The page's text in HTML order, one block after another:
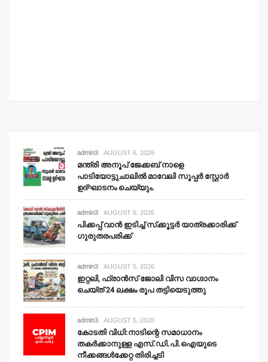
admin3 AUGUST 6, 2026
മന്ത്രി അനൂപ് ജേക്കബ് നാളെ
പാടിയോട്ടുചാലില്‍ മാവേലി സൂപ്പര്‍ സ്റ്റോര്‍
ഉദ്ഘാടനം ചെയ്യും.
admin3 AUGUST 6, 2026
പിക്കപ്പ് വാന്‍ ഇടിച്ച് സ്‌ക്കൂട്ടര്‍ യാത്രക്കാരിക്ക്
ഗുരുതരപരിക്ക്
admin3 AUGUST 5, 2026
ഇറ്റലി, ഫ്രാന്‍സ് ജോലി വിസ വാഗ്ദാനം
ചെയ്ത് 24 ലക്ഷം രൂപ തട്ടിയെടുത്തു
admin3 AUGUST 5, 2026
കോടതി വിധി:നാടിന്റെ സമാധാനം
തകര്‍ക്കാനുള്ള എസ്.ഡി.പി.ഐയുടെ
നീക്കങ്ങള്‍ക്കേറ്റ തിരിച്ചടി